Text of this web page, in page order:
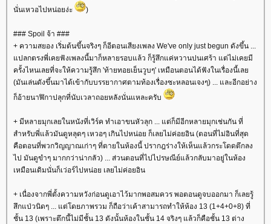
นั่นเหวอไปหน่อยง่ะ
)
### Spoil จ้า ###
+ ความสยอง เริ่มต้นขึ้นจริงๆ ก็อีตอนเสียงเพลง We've only just begun ดังขึ้น ...
ปลกตรงพี่เคยฟังเพลงนี้มาก็หลายรอบแล้ว ก็รู้สึกแค่หวานปนเศร้า แต่ไม่เคยมี
ครั้งไหนเลยที่จะให้ความรู้สึก 'ท้ายทอยเย็นวูบๆ' เหมือนตอนได้ฟังในเรื่องนี้เล
(มันเล่นดังขึ้นมาได้เข้ากับบรรยากาศตามท้องเรื่องซะหลอนเจงๆ) ... และอีกอย่าง
ก็อ้ายนาฬิกาปลุกที่นับเวลาถอยหลังนั่นแหละครับ
+ มีหลายมุกเลยในหนังที่เวิร์ค ทำเอาขนหัวลุก ... แต่ก็มีอีกหลายมุกเช่นกัน ที่
สำหรับพี่แล้วมันดูหลุดๆ เหวอๆ เกินไปหน่อย ก็เลยไม่ค่อยอิน (ตอนที่ไม่อินที่สุด
คือตอนที่พวกวิญญาณเก่าๆ ที่ตายในห้องนี้ ปรากฎร่างให้เห็นแล้วกระโดดตึกลง
ไป มันดูขำๆ มากกว่าน่ากลัว) ... ส่วนตอนที่ไปไปรษณีย์แล้วกลับมาอยู่ในห้อง
เหมือนเดิมนั่นก็เว่อร์ไปหน่อย เลยไม่ค่อยอิน
+ เนื่องจากพี่ตั้งความหวังก่อนดูเอาไว้มากพอสมควร พอตอนดูจบออกมา ก็เลยรู้
สึกแป่วนิดๆ ... แต่โดยภาพรวม ก็ถือว่าเค้าสามารถทำให้ห้อง 13 (1+4+0+8) ที่
ชั้น 13 (เพราะตึกนี้ไม่มีชั้น 13 ดังนั้นห้องในชั้น 14 จริงๆ แล้วก็คือชั้น 13 ต่าง